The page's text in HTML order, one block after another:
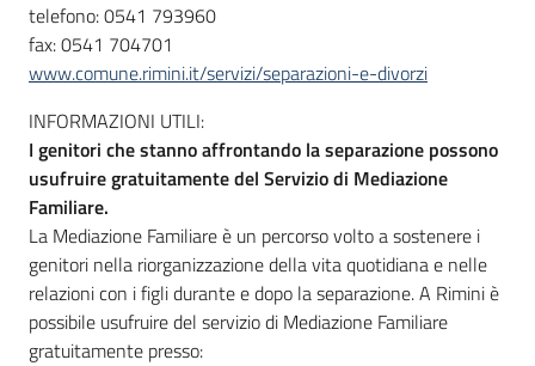
telefono: 0541 793960
fax: 0541 704701
www.comune.rimini.it/servizi/separazioni-e-divorzi
INFORMAZIONI UTILI:
I genitori che stanno affrontando la separazione possono
usufruire gratuitamente del Servizio di Mediazione
Familiare.
La Mediazione Familiare è un percorso volto a sostenere i
genitori nella riorganizzazione della vita quotidiana e nelle
relazioni con i figli durante e dopo la separazione. A Rimini è
possibile usufruire del servizio di Mediazione Familiare
gratuitamente presso: